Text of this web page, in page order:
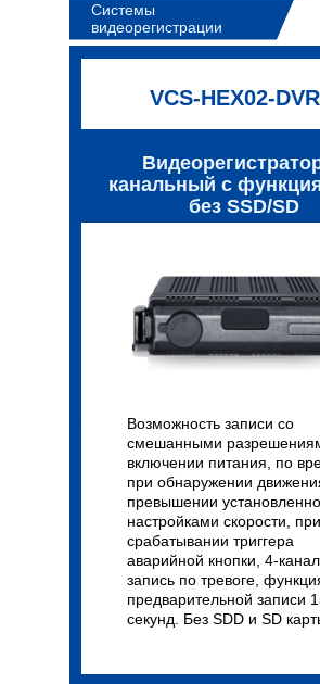
Системы
видеорегистрации
VCS-HEX02-
Возможность записи со
смешанными
включении питания, по
при обнаружении
превышении
настройками скорости, при
срабатывании триггера
аварийной кнопки, 4-
запись по тревоге,
предварительной записи
секунд. Без SDD и SD
канальный с
без SSD/SD